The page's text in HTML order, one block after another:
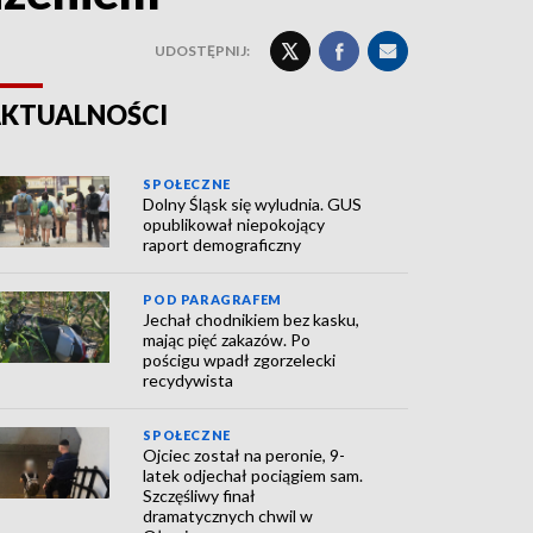
UDOSTĘPNIJ:
SPOŁECZNE
Dolny Śląsk się wyludnia. GUS
opublikował niepokojący
raport demograficzny
POD PARAGRAFEM
Jechał chodnikiem bez kasku,
mając pięć zakazów. Po
pościgu wpadł zgorzelecki
recydywista
SPOŁECZNE
Ojciec został na peronie, 9-
latek odjechał pociągiem sam.
Szczęśliwy finał
dramatycznych chwil w